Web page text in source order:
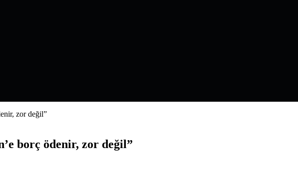
zor değil”
borç ödenir, zor değil”